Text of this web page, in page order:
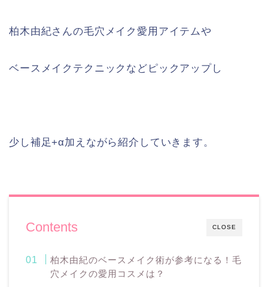
柏木由紀さんの毛穴メイク愛用アイテムや
ベースメイクテクニックなどピックアップし
少し補足+α加えながら紹介していきます。
CLOSE
Contents
柏木由紀のベースメイク術が参考になる！毛
穴メイクの愛用コスメは？